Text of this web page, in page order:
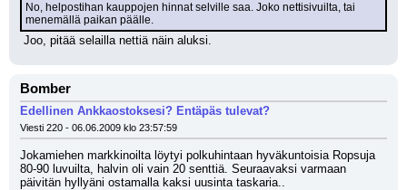
No, helpostihan kauppojen hinnat selville saa. Joko nettisivuilta, tai
menemällä paikan päälle.
Joo, pitää selailla nettiä näin aluksi.
Bomber
Edellinen Ankkaostoksesi? Entäpäs tulevat?
Viesti 220 - 06.06.2009 klo 23:57:59
Jokamiehen markkinoilta löytyi polkuhintaan hyväkuntoisia Ropsuja
80-90 luvuilta, halvin oli vain 20 senttiä. Seuraavaksi varmaan
päivitän hyllyäni ostamalla kaksi uusinta taskaria..